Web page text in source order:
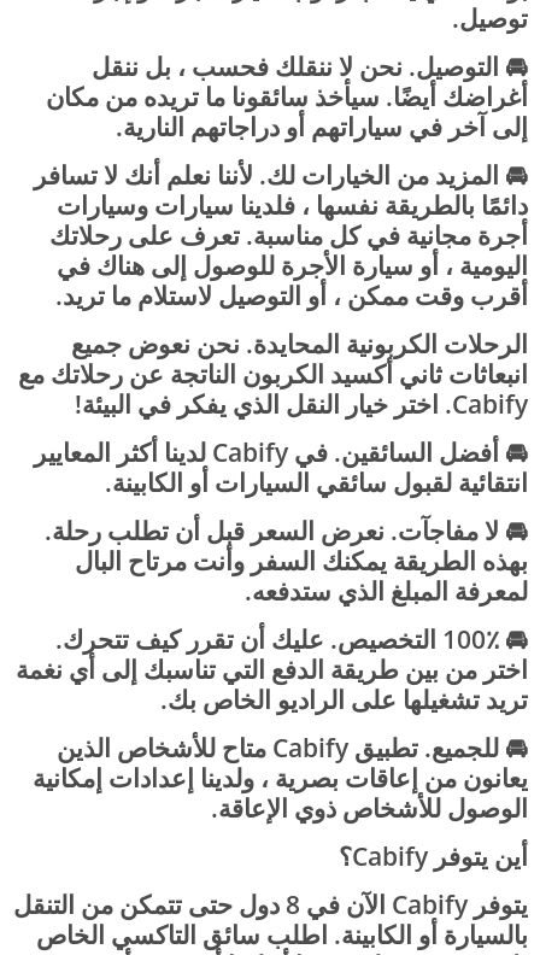
توصيل.
🚘 التوصيل. نحن لا ننقلك فحسب ، بل ننقل
أغراضك أيضًا. سيأخذ سائقونا ما تريده من مكان
إلى آخر في سياراتهم أو دراجاتهم النارية.
🚘 المزيد من الخيارات لك. لأننا نعلم أنك لا تسافر
دائمًا بالطريقة نفسها ، فلدينا سيارات وسيارات
أجرة مجانية في كل مناسبة. تعرف على رحلاتك
اليومية ، أو سيارة الأجرة للوصول إلى هناك في
أقرب وقت ممكن ، أو التوصيل لاستلام ما تريد.
الرحلات الكربونية المحايدة. نحن نعوض جميع
انبعاثات ثاني أكسيد الكربون الناتجة عن رحلاتك مع
Cabify. اختر خيار النقل الذي يفكر في البيئة!
🚘 أفضل السائقين. في Cabify لدينا أكثر المعايير
انتقائية لقبول سائقي السيارات أو الكابينة.
🚘 لا مفاجآت. نعرض السعر قبل أن تطلب رحلة.
بهذه الطريقة يمكنك السفر وأنت مرتاح البال
لمعرفة المبلغ الذي ستدفعه.
🚘 100٪ التخصيص. عليك أن تقرر كيف تتحرك.
اختر من بين طريقة الدفع التي تناسبك إلى أي نغمة
تريد تشغيلها على الراديو الخاص بك.
🚘 للجميع. تطبيق Cabify متاح للأشخاص الذين
يعانون من إعاقات بصرية ، ولدينا إعدادات إمكانية
الوصول للأشخاص ذوي الإعاقة.
أين يتوفر Cabify؟
يتوفر Cabify الآن في 8 دول حتى تتمكن من التنقل
بالسيارة أو الكابينة. اطلب سائق التاكسي الخاص